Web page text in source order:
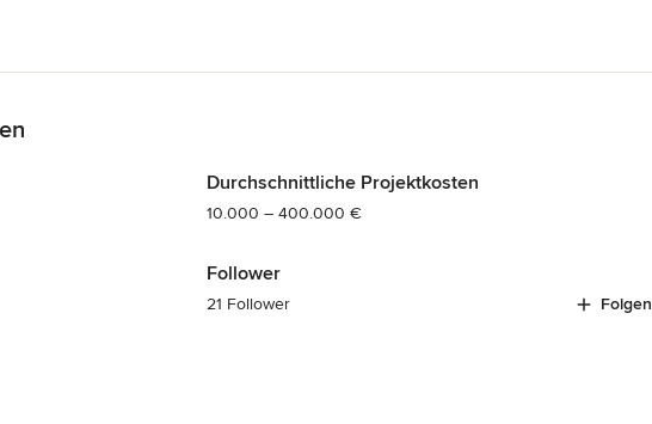
und Erfüllung der Kundenwünsche zu fairen Baukosten sehr empfehlen.
Durchschnittliche Projektkosten
10.000 – 400.000 €
Follower
21 Follower Folgen